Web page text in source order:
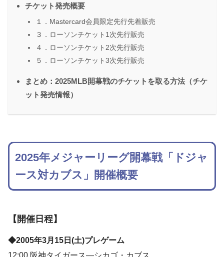
チケット発売概要
１．Mastercard会員限定先行先着販売
３．ローソンチケット1次先行販売
４．ローソンチケット2次先行販売
５．ローソンチケット3次先行販売
まとめ：2025MLB開幕戦のチケットを取る方法（チケ
ット発売情報）
2025年メジャーリーグ開幕戦「ドジャ
ース対カブス」開催概要
【開催日程】
◆2005年3月15日(土)プレゲーム